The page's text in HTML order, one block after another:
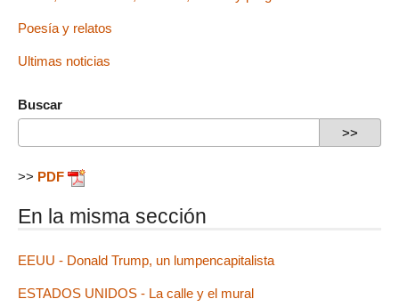
Poesía y relatos
Ultimas noticias
Buscar
>> PDF
En la misma sección
EEUU - Donald Trump, un lumpencapitalista
ESTADOS UNIDOS - La calle y el mural